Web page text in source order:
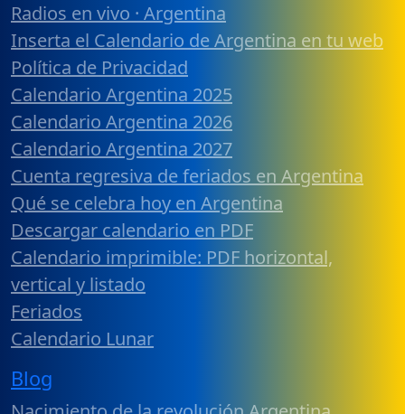
Radios en vivo · Argentina
Inserta el Calendario de Argentina en tu web
Política de Privacidad
Calendario Argentina 2025
Calendario Argentina 2026
Calendario Argentina 2027
Cuenta regresiva de feriados en Argentina
Qué se celebra hoy en Argentina
Descargar calendario en PDF
Calendario imprimible: PDF horizontal,
vertical y listado
Feriados
Calendario Lunar
Blog